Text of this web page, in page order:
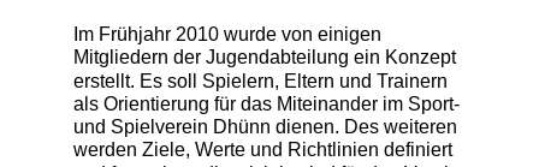
Im Frühjahr 2010 wurde von einigen
Mitgliedern der Jugendabteilung ein Konzept
erstellt. Es soll Spielern, Eltern und Trainern
als Orientierung für das Miteinander im Sport-
und Spielverein Dhünn dienen. Des weiteren
werden Ziele, Werte und Richtlinien definiert